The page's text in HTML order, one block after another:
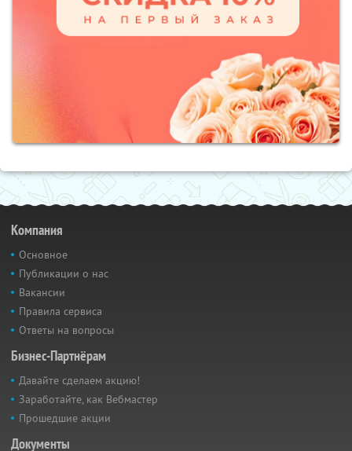
Компания
Основное
Публикации о нас
Вакансии
Правила сервиса
Ответы на вопросы
Бизнес-Партнёрам
Давайте сделаем акцию!
Заработайте, как Вебмастер
Прошедшие акции
Документы